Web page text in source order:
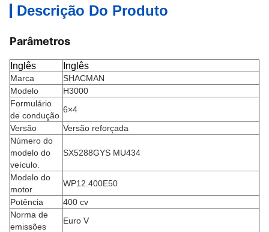
Descrição Do Produto
Parâmetros
Inglês Inglês
Marca
SHACMAN
Modelo
H3000
Formulário
de condução
6×4
Versão
Versão reforçada
Número do
modelo do
veículo.
SX5288GYS MU434
Modelo do
motor
WP12.400E50
Potência
400 cv
Norma de
emissões
Euro V